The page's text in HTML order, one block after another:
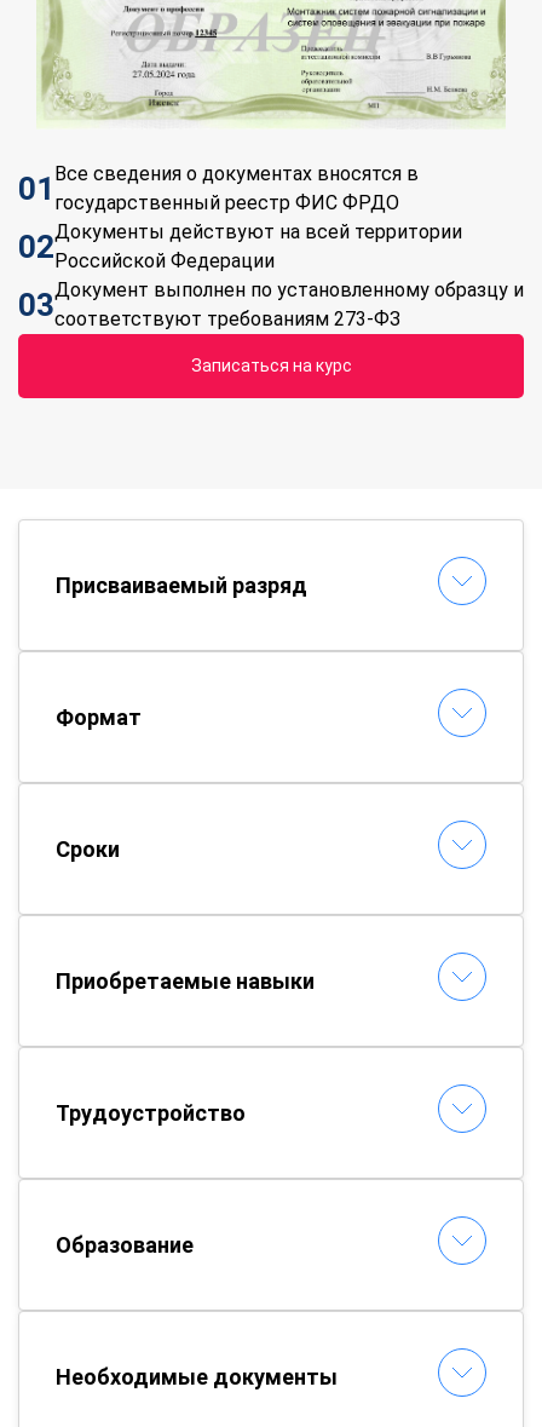
01 Все сведения о документах вносятся в
государственный реестр ФИС ФРДО
02Документы действуют на всей территории
Российской Федерации
03Документ выполнен по установленному образцу и
соответствуют требованиям 273-ФЗ
Записаться на курс
Присваиваемый разряд
Формат
Сроки
Приобретаемые навыки
Трудоустройство
Образование
Необходимые документы